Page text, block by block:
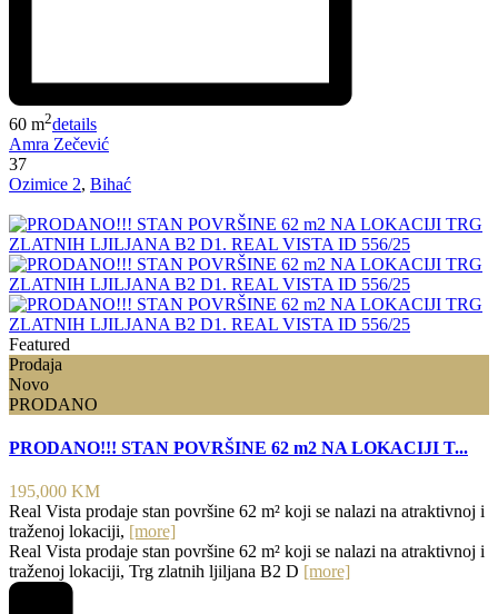
60 m2details
Amra Zečević
37
Ozimice 2, Bihać
Featured
Prodaja
Novo
PRODANO
PRODANO!!! STAN POVRŠINE 62 m2 NA LOKACIJI T...
195,000 KM
Real Vista prodaje stan površine 62 m² koji se nalazi na atraktivnoj i
traženoj lokaciji, [more]
Real Vista prodaje stan površine 62 m² koji se nalazi na atraktivnoj i
traženoj lokaciji, Trg zlatnih ljiljana B2 D [more]